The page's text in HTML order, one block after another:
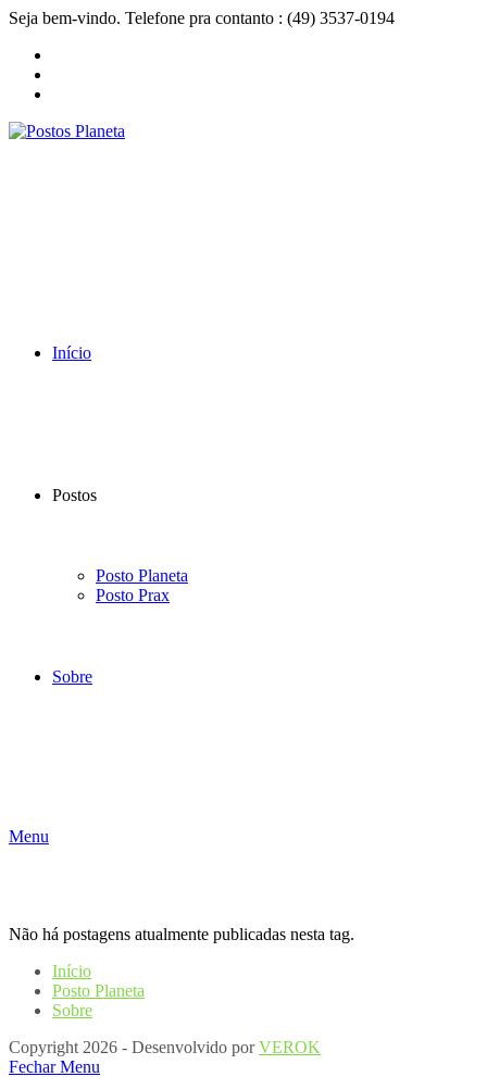
Seja bem-vindo. Telefone pra contanto : (49) 3537-0194
Início
Postos
Posto Planeta
Posto Prax
Sobre
Menu
Não há postagens atualmente publicadas nesta tag.
Início
Posto Planeta
Sobre
Copyright 2026 - Desenvolvido porVEROK
Fechar Menu